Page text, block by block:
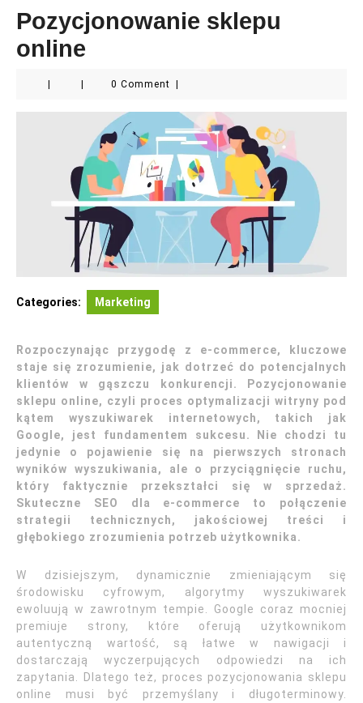
Pozycjonowanie sklepu
online
0 Comment
Categories: Marketing
Rozpoczynając przygodę z e-commerce, kluczowe
staje się zrozumienie, jak dotrzeć do potencjalnych
klientów w gąszczu konkurencji. Pozycjonowanie
sklepu online, czyli proces optymalizacji witryny pod
kątem wyszukiwarek internetowych, takich jak
Google, jest fundamentem sukcesu. Nie chodzi tu
jedynie o pojawienie się na pierwszych stronach
wyników wyszukiwania, ale o przyciągnięcie ruchu,
który faktycznie przekształci się w sprzedaż.
Skuteczne SEO dla e-commerce to połączenie
strategii technicznych, jakościowej treści i
głębokiego zrozumienia potrzeb użytkownika.
W dzisiejszym, dynamicznie zmieniającym się
środowisku cyfrowym, algorytmy wyszukiwarek
ewoluują w zawrotnym tempie. Google coraz mocniej
premiuje strony, które oferują użytkownikom
autentyczną wartość, są łatwe w nawigacji i
dostarczają wyczerpujących odpowiedzi na ich
zapytania. Dlatego też, proces pozycjonowania sklepu
online musi być przemyślany i długoterminowy.